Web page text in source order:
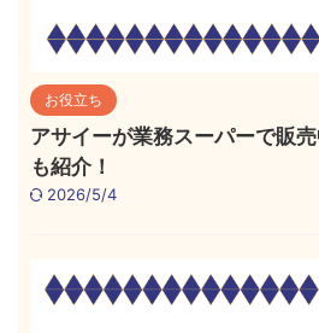
お役立ち
アサイーが業務スーパーで販
も紹介！
2026/5/4